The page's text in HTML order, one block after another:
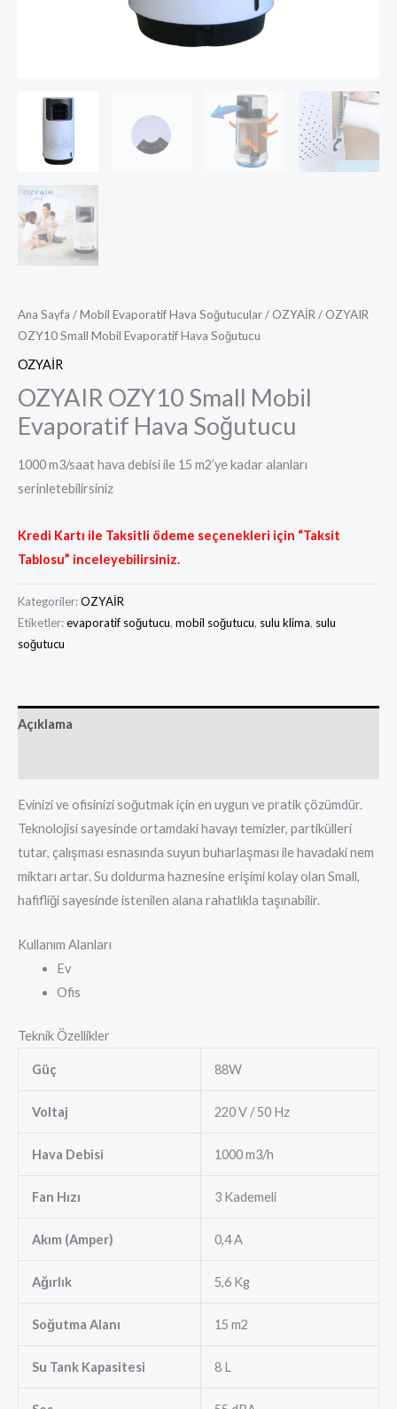
Ana Sayfa /Mobil Evaporatif Hava Soğutucular/ OZYAİR/ OZYAIR
OZY10 Small Mobil Evaporatif Hava Soğutucu
OZYAİR
OZYAIR OZY10 Small Mobil
Evaporatif Hava Soğutucu
1000 m3/saat hava debisi ile 15 m2’ye kadar alanları
serinletebilirsiniz
Kredi Kartı ile Taksitli ödeme seçenekleri için “Taksit
Tablosu” inceleyebilirsiniz.
Kategoriler:OZYAİR
Etiketler:evaporatif soğutucu, mobil soğutucu, sulu klima, sulu
soğutucu
Açıklama
Evinizi ve ofisinizi soğutmak için en uygun ve pratik çözümdür.
Teknolojisi sayesinde ortamdaki havayı temizler, partikülleri
tutar, çalışması esnasında suyun buharlaşması ile havadaki nem
miktarı artar. Su doldurma haznesine erişimi kolay olan Small,
hafifliği sayesinde istenilen alana rahatlıkla taşınabilir.
Kullanım Alanları
Ev
Ofis
Teknik Özellikler
Güç 88W
Voltaj 220 V / 50 Hz
Hava Debisi 1000 m3/h
Fan Hızı 3 Kademeli
Akım (Amper) 0,4 A
Ağırlık 5,6 Kg
Soğutma Alanı 15 m2
Su Tank Kapasitesi 8 L